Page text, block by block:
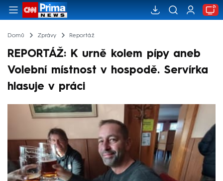
Domů Zprávy Reportáž
REPORTÁŽ: K urně kolem pípy aneb
Volební místnost v hospodě. Servírka
hlasuje v práci